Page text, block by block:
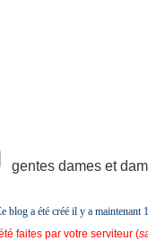
gentes dames et
blog a été créé il y a maintenant
faites par votre serviteur (